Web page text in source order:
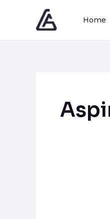
Home
Pagination
d’article